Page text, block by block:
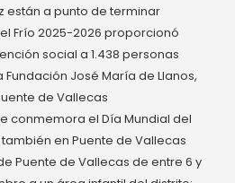
están a punto de terminar
Frío 2025-2026 proporcionó
social a 1.438 personas
Fundación José María de Llanos,
de Vallecas
conmemora el Día Mundial del
en Puente de Vallecas
Puente de Vallecas de entre 6 y